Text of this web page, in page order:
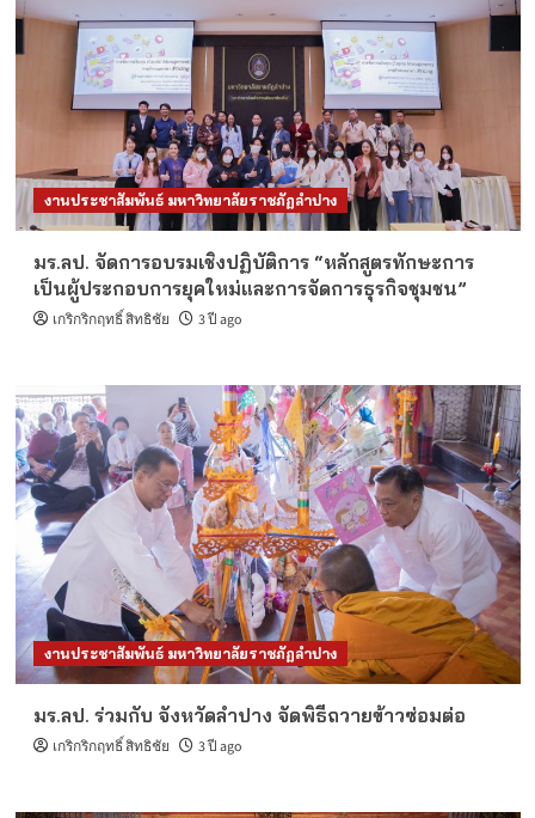
งานประชาสัมพันธ์ มหาวิทยาลัยราชภัฏลำปาง
มร.ลป. จัดการอบรมเชิงปฏิบัติการ “หลักสูตรทักษะการ
เป็นผู้ประกอบการยุคใหม่และการจัดการธุรกิจชุมชน”
เกริกริกฤทธิ์ สิทธิชัย 3 ปี ago
งานประชาสัมพันธ์ มหาวิทยาลัยราชภัฏลำปาง
มร.ลป. ร่วมกับ จังหวัดลำปาง จัดพิธีถวายข้าวซ่อมต่อ
เกริกริกฤทธิ์ สิทธิชัย 3 ปี ago